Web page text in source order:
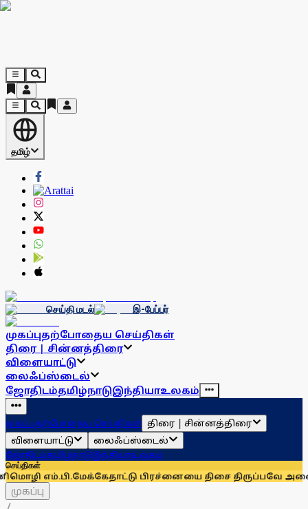
தமிழ்
செய்தி மடல் இ-பேப்பர்
முகப்புதற்போதைய செய்திகள்
திரை | சின்னத்திரை
விளையாட்டு
லைஃப்ஸ்டைல்
ஜோதிடம்தமிழ்நாடுஇந்தியாஉலகம்
முகப்புதற்போதைய செய்திகள் திரை | சின்னத்திரை
விளையாட்டு
லைஃப்ஸ்டைல்
ஜோதிடம்தமிழ்நாடுஇந்தியாஉலகம்
செய்திகள்
மேக்கேதாட்டு பிரச்னையை திசை திருப்பவே அனைத்துக்
முகப்பு